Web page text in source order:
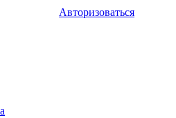
Авторизоваться